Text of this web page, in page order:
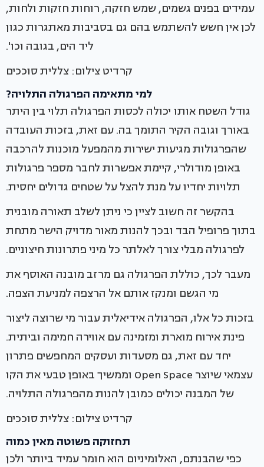
עמידים בפנים גשמים, שמש חזקה, רוחות חזקות ולחות,
לכן אין חשש להשתמש בהם גם בסביבות מאתגרות כגון
ליד הים, בגובה וכו'.
קרדיט צילום: צללית סוככים
למי מתאימה הפרגולה התלויה?
גודל השטח אותו יכולה לכסות הפרגולה תלוי בין היתר
באורך וגובה הקיר התומך בה. עם זאת, בזכות העובדה
שהפרגולות מגיעות ישירות מהמפעל מוכנות להרכבה
באופן מודולרי, קיימת אפשרות לחבר מספר פרגולות
תלויות יחדיו על מנת להצל על שטחים גדולים יחסית.
בהקשר זה חשוב לציין כי ניתן לשלב תאורה מובנית
בתוך פרופיל הבד ובכך להנות מאור מדויק הישר מתחת
לפרגולה מבלי צורך לאלתר כל מיני פתרונות חיצוניים.
מעבר לכך, כוללת הפרגולה גם מרזב מובנה האוסף את
מי הגשם ומנקז אותם אל הרצפה למניעת הצפה.
בזכות כל אלו, הפרגולה אידיאלית עבור מי שרוצה ליצור
פינת אירוח מוארת ומזמינה עם אווירה חמימה וביתית.
יחד עם זאת, גם מסעדות ועסקים המחפשים פתרון
עצמאי שיוצר Open Space וממשיך באופן טבעי את הקו
של המבנה יכולים כמובן להנות מהפרגולה התלויה.
קרדיט צילום: צללית סוככים
תחזוקה פשוטה מאין כמוה
כפי שהבנתם, האלומיניום הוא חומר עמיד ביותר ולכן